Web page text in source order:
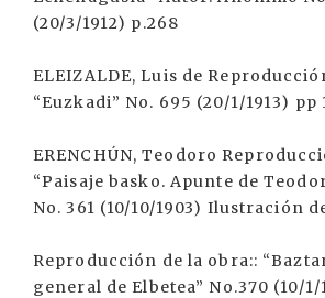
(20/3/1912) p.268
ELEIZALDE, Luis de
“Euzkadi” No. 695 (20/1/1913) pp
ERENCHÚN, Teodoro
“Paisaje basko. Apunte de
No. 361 (10/10/1903) Ilustración
Reproducción de la obra::
general de Elbetea” No.370 (10/1/